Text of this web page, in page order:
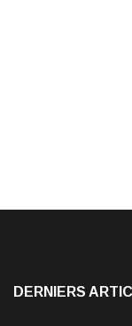
DERNIERS